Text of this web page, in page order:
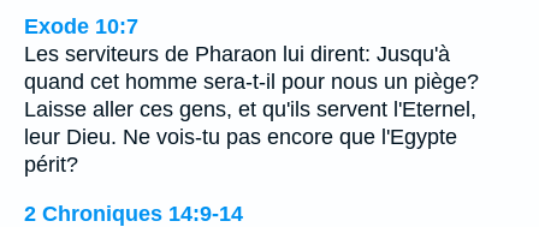
Exode 10:7
Les serviteurs de Pharaon lui dirent: Jusqu'à
quand cet homme sera-t-il pour nous un piège?
Laisse aller ces gens, et qu'ils servent l'Eternel,
leur Dieu. Ne vois-tu pas encore que l'Egypte
périt?
2 Chroniques 14:9-14